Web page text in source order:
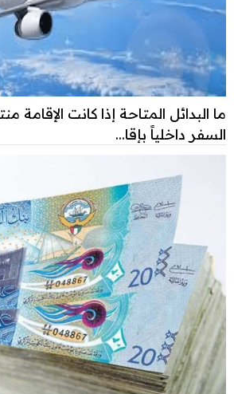
ما البدائل المتاحة إذا كانت الإقامة
السفر داخلياً بإقا...